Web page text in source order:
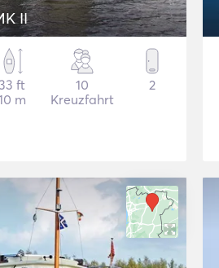
II
ft
m
10
Kreuzfahrt
2